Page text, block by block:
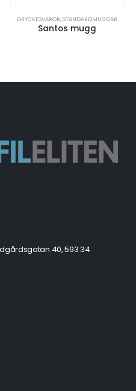
DRYCKESVAROR,STANDARDMUGGAR
Bogota mugg
40, 593 34